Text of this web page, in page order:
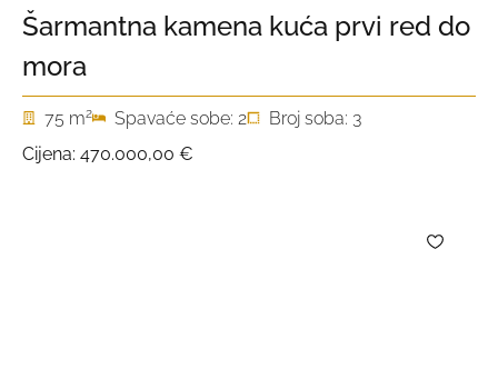
Šarmantna kamena kuća prvi red do
mora
75 m2 Spavaće sobe: 2
Broj soba: 3
Cijena: 470.000,00 €